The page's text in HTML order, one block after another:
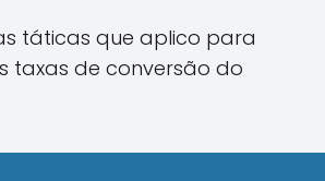
táticas que aplico para
taxas de conversão do